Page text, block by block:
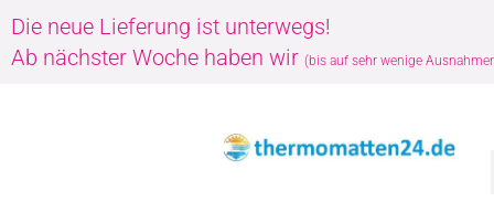
Die neue Lieferung ist unterwegs!
Ab nächster Woche haben wir (bis auf sehr wenige